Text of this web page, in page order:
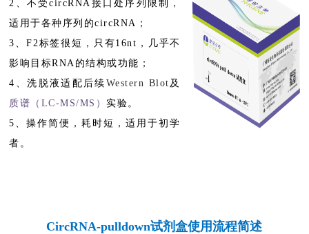
2、 不受circRNA接口处序列限制，
适用于各种序列的circRNA；
3、F2标签很短，只有16nt，几乎不
影响目标RNA的结构或功能 ；
4、洗脱液适配后续 Western Blot 及
质谱（LC-MS/MS）实验。
5、操作简便，耗时短，适用于初学
者。
CircRNA-pulldown试剂盒使用流程简述